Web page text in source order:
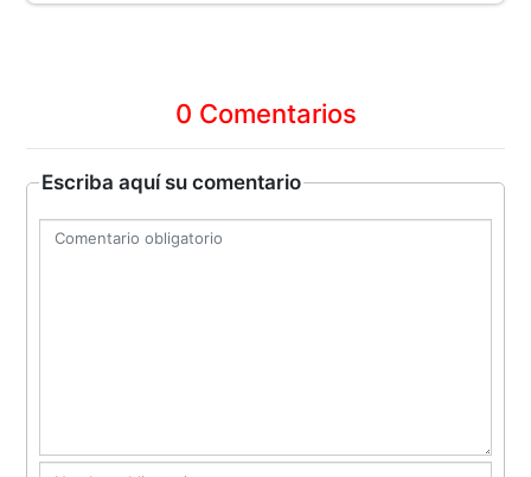
0 Comentarios
Escriba aquí su comentario